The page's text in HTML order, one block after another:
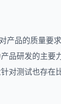
产品的质量
品研发的主
对测试也存